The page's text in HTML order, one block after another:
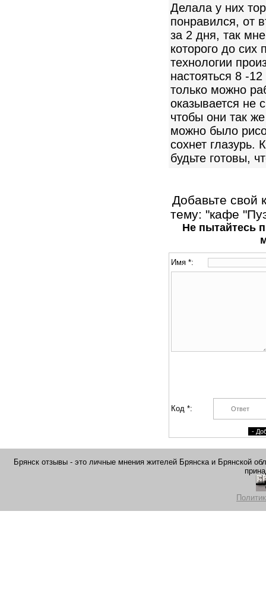
Делала у них
понравился, от
за 2 дня, так
которого до сих
технологии
настояться 8 -
только можно
оказывается не
чтобы они так
можно было
сохнет глазурь.
будьте готовы,
Добавьте свой
тему: "кафе
Не пытайтесь
Имя *:
Код *:
Брянск отзывы - это личные мнения жителей Брянска и Брянской